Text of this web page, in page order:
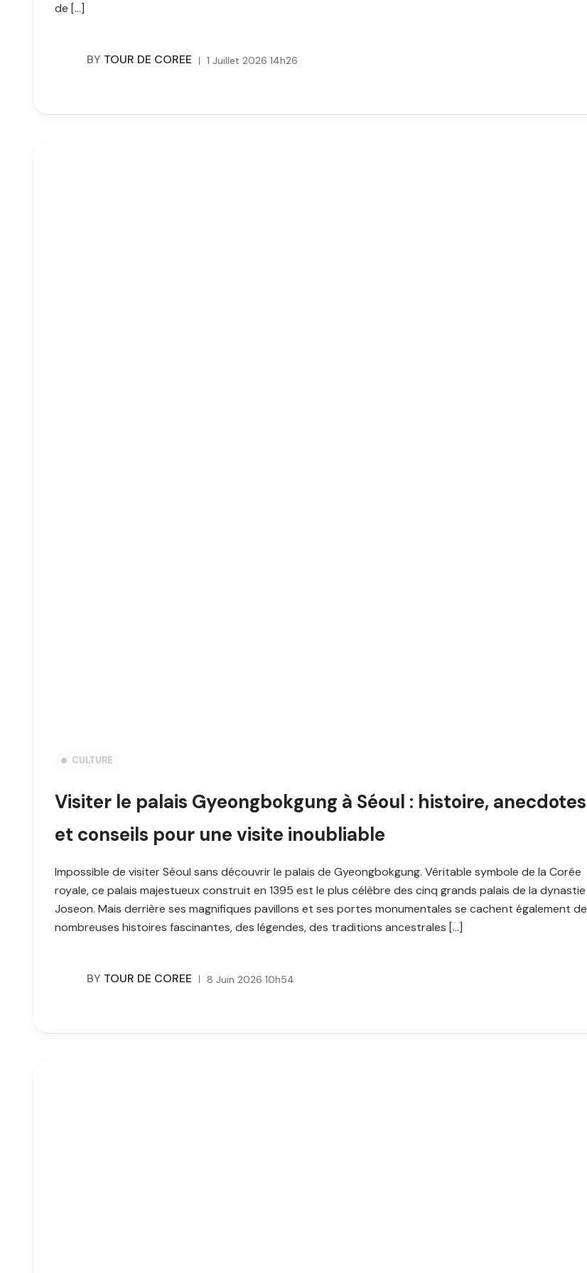
de […]
BY TOUR DE COREE 1 Juillet 2026 14h26
CULTURE
Visiter le palais Gyeongbokgung à Séoul : histoire, anecdotes
et conseils pour une visite inoubliable
Impossible de visiter Séoul sans découvrir le palais de Gyeongbokgung. Véritable symbole de la Corée
royale, ce palais majestueux construit en 1395 est le plus célèbre des cinq grands palais de la dynastie
Joseon. Mais derrière ses magnifiques pavillons et ses portes monumentales se cachent également de
nombreuses histoires fascinantes, des légendes, des traditions ancestrales […]
BY TOUR DE COREE 8 Juin 2026 10h54